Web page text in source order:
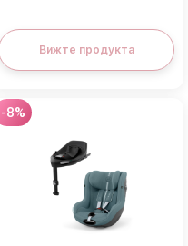
Вижте продукта
-8%